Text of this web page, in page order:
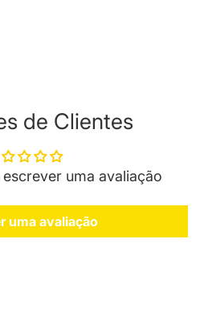
de Clientes
uma avaliação
uma avaliação